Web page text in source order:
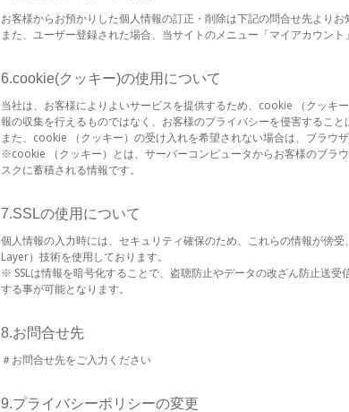
お客様からお預かりした個人情報の訂正・削除は下記の問合せ先よりお
また、ユーザー登録された場合、当サイトのメニュー「マイアカウント
6.cookie(クッキー)の使用について
当社は、お客様によりよいサービスを提供するため、cookie （クッキ
報の収集を行えるものではなく、お客様のプライバシーを侵害すること
また、cookie （クッキー）の受け入れを希望されない場合は、ブラウ
※cookie （クッキー）とは、サーバーコンピュータからお客様のブラ
スクに蓄積される情報です。
7.SSLの使用について
個人情報の入力時には、セキュリティ確保のため、これらの情報が傍
Layer）技術を使用しております。
※ SSLは情報を暗号化することで、盗聴防止やデータの改ざん防止送
する事が可能となります。
8.お問合せ先
＃お問合せ先をご入力ください
9.プライバシーポリシーの変更